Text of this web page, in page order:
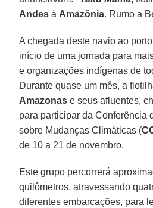
Andes à Amazônia. Rumo a
A chegada deste navio ao
início de uma jornada para
e organizações indígenas de
Durante quase um mês, a
Amazonas e seus afluentes,
para participar da Conferência
sobre Mudanças Climáticas (
de 10 a 21 de novembro.
Este grupo percorrerá
quilômetros, atravessando
diferentes embarcações, para